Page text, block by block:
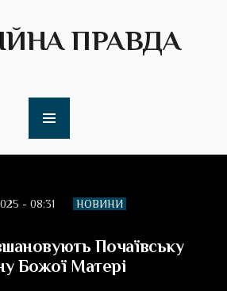
ПРАВДА
- 08:31 НОВИНИ
Почаївську
Божої Матері